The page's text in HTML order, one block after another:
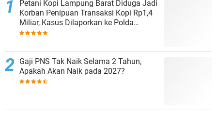
Petani Kopi Lampung Barat Diduga Jadi
Korban Penipuan Transaksi Kopi Rp1,4
Miliar, Kasus Dilaporkan ke Polda
Lampung
Gaji PNS Tak Naik Selama 2 Tahun,
Apakah Akan Naik pada 2027?